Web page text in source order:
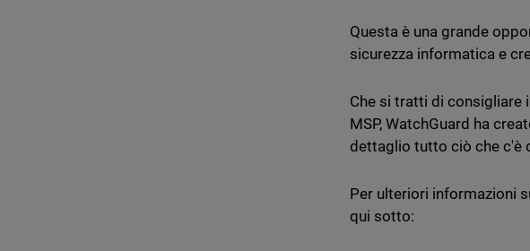
Questa è una grande
sicurezza informatica e
Che si tratti di consigliare
MSP, WatchGuard ha
dettaglio tutto ciò che c'è
Per ulteriori informazioni
qui sotto: